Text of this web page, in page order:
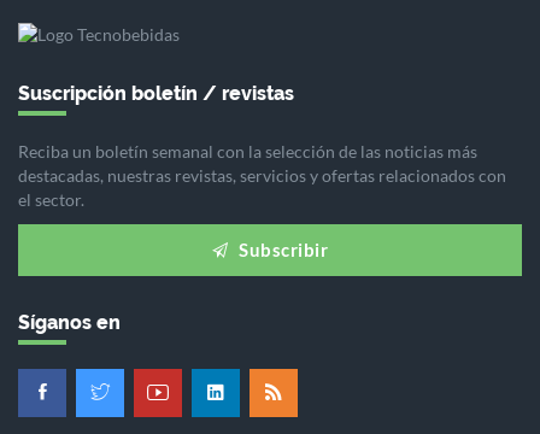
Suscripción boletín / revistas
Reciba un boletín semanal con la selección de las noticias más
destacadas, nuestras revistas, servicios y ofertas relacionados con
el sector.
Subscribir
Síganos en